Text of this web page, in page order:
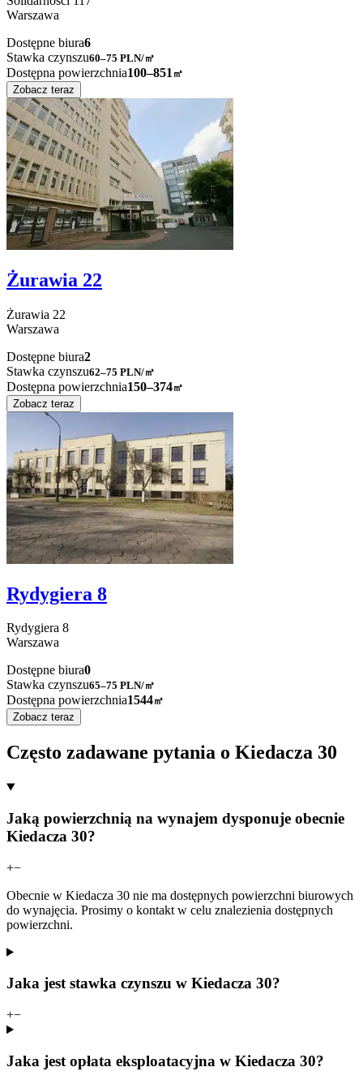
Warszawa
Dostępne biura6
Stawka czynszu60–75 PLN/㎡
Dostępna powierzchnia100–851 ㎡
Zobacz teraz
Żurawia 22
Żurawia 22
Warszawa
Dostępne biura2
Stawka czynszu62–75 PLN/㎡
Dostępna powierzchnia150–374㎡
Zobacz teraz
Rydygiera 8
Rydygiera 8
Warszawa
Dostępne biura0
Stawka czynszu65–75 PLN/㎡
Dostępna powierzchnia1544㎡
Zobacz teraz
Często zadawane pytania o Kiedacza 30
Jaką powierzchnią na wynajem dysponuje obecnie
Kiedacza 30?
+−
Obecnie w Kiedacza 30 nie ma dostępnych powierzchni biurowych
do wynajęcia. Prosimy o kontakt w celu znalezienia dostępnych
powierzchni.
Jaka jest stawka czynszu w Kiedacza 30?
+−
Jaka jest opłata eksploatacyjna w Kiedacza 30?